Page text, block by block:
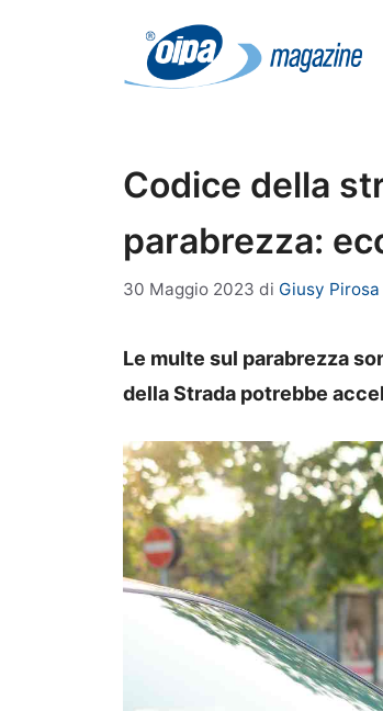
Codice della
parabrezza:
30 Maggio 2023 di Giusy Pirosa
Le multe sul parabrezza
della Strada potrebbe